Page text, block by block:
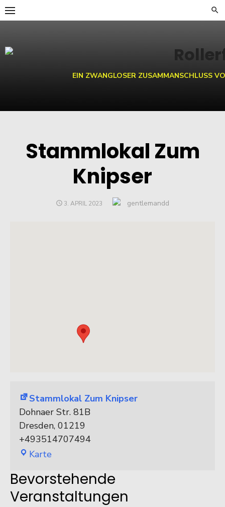
Skip
to
EIN ZWANGLOSER ZUSAMMANSCHLUSS
Stammlokal Zum
Knipser
POSTED
3. APRIL 2023 Author
gentlemandd
Stammlokal Zum Knipser
Dohnaer Str. 81B
Dresden, 01219
+493514707494
Karte
Knipser
Bevorstehende
Veranstaltungen